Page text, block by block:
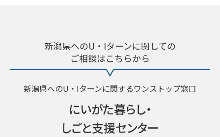
新潟県へのU・Iターンに関しての
ご相談はこちらから
新潟県へのU・Iターンに関するワンストップ窓口
にいがた暮らし・
しごと支援センター